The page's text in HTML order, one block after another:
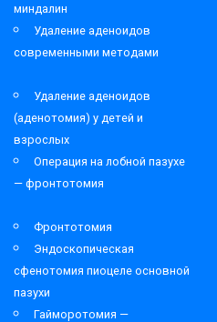
миндалин
Удаление аденоидов
современными методами
Удаление аденоидов
(аденотомия) у детей и
взрослых
Операция на лобной пазухе
— фронтотомия
Фронтотомия
Эндоскопическая
сфенотомия пиоцеле основной
пазухи
Гайморотомия —